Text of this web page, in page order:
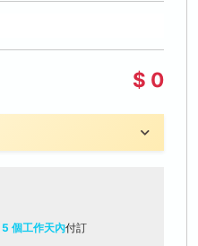
$ 0
5 個工作天內付訂